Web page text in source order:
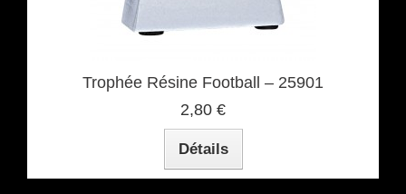
Trophée Résine Football – 25901
2,80 €
Détails